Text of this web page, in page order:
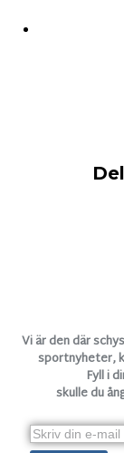
Vi är den där
sportnyheter,
Fyll i
skulle du